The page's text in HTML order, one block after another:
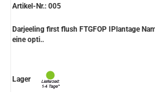
Artikel-Nr.: 005
Darjeeling first flush FTGFOP IPlantage
eine opti..
Lager